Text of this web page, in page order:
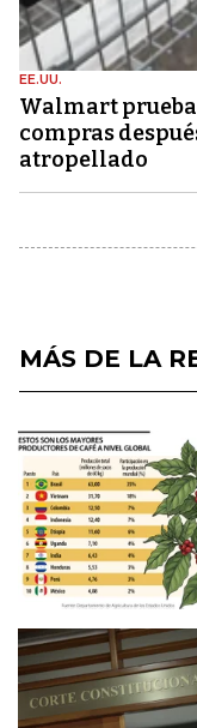
EE.UU.
Walmart
compras
atropellado
MÁS DE LA